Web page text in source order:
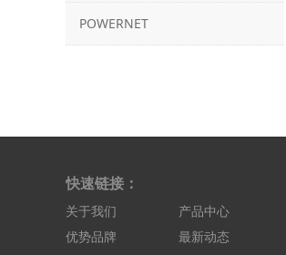
POWERNET
快速链接：
关于我们
产品中心
优势品牌
最新动态